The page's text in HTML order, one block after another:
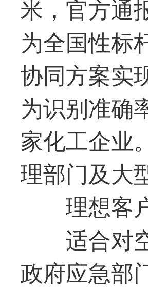
米，官方通
为全国性标
协同方案实
为识别准确
家化工企业
理部门及大
理想客
适合对
政府应急部